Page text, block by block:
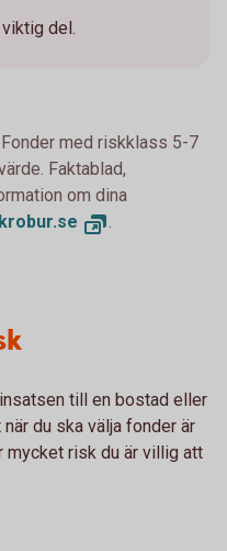
del.
med riskklass 5-7
Faktablad,
om dina
.
till en bostad eller
du ska välja fonder är
mycket risk du är villig att